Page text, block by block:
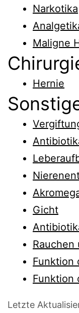
Narkotika
Maligne
Hernie
Gicht
Rauchen
Funktion
Funktion
Letzte